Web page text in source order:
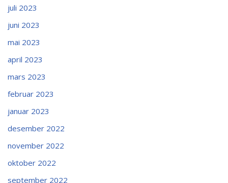
juli 2023
juni 2023
mai 2023
april 2023
mars 2023
februar 2023
januar 2023
desember 2022
november 2022
oktober 2022
september 2022